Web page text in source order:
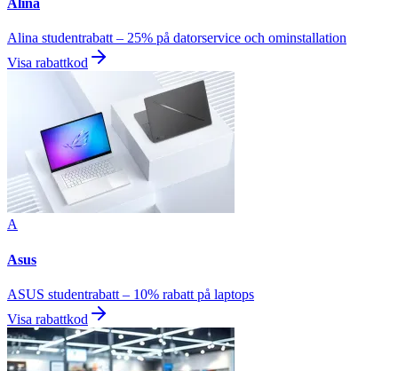
Alina
Alina studentrabatt – 25% på datorservice och ominstallation
Visa rabattkod
A
Asus
ASUS studentrabatt – 10% rabatt på laptops
Visa rabattkod